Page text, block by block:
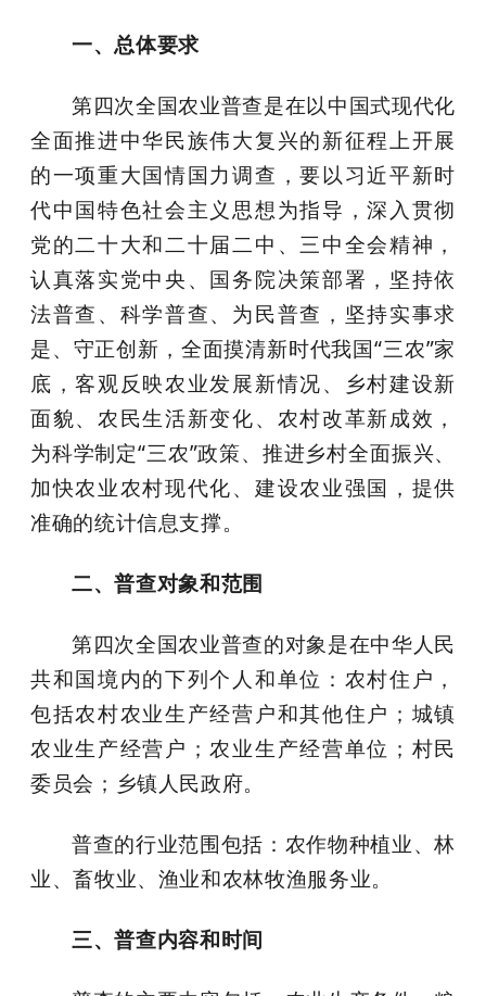
一、总体要求
第四次全国农业普查是在以中国式现代化
全面推进中华民族伟大复兴的新征程上开展
的一项重大国情国力调查，要以习近平新时
代中国特色社会主义思想为指导，深入贯彻
党的二十大和二十届二中、三中全会精神，
认真落实党中央、国务院决策部署，坚持依
法普查、科学普查、为民普查，坚持实事求
是、守正创新，全面摸清新时代我国“三农”家
底，客观反映农业发展新情况、乡村建设新
面貌、农民生活新变化、农村改革新成效，
为科学制定“三农”政策、推进乡村全面振兴、
加快农业农村现代化、建设农业强国，提供
准确的统计信息支撑。
二、普查对象和范围
第四次全国农业普查的对象是在中华人民
共和国境内的下列个人和单位：农村住户，
包括农村农业生产经营户和其他住户；城镇
农业生产经营户；农业生产经营单位；村民
委员会；乡镇人民政府。
普查的行业范围包括：农作物种植业、林
业、畜牧业、渔业和农林牧渔服务业。
三、普查内容和时间